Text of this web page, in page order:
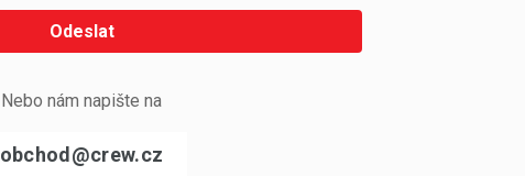
Odeslat
Nebo nám napište na
obchod@crew.cz